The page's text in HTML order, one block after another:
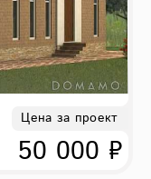
Цена за проект
50 000 ₽